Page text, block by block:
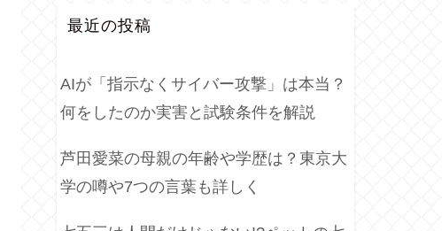
最近の投稿
AIが「指示なくサイバー攻撃」は本当？
何をしたのか実害と試験条件を解説
芦田愛菜の母親の年齢や学歴は？東京大
学の噂や7つの言葉も詳しく